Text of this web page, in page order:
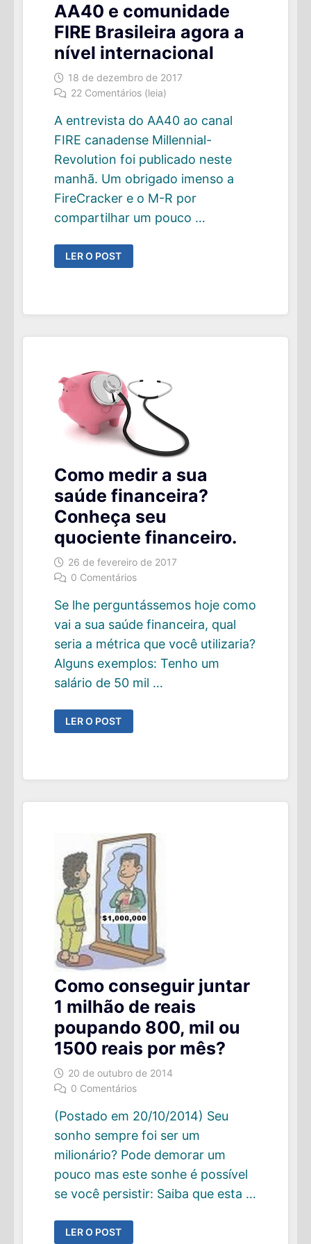
AA40 e comunidade
FIRE Brasileira agora a
nível internacional
18 de dezembro de 2017
22 Comentários (leia)
A entrevista do AA40 ao canal
FIRE canadense Millennial-
Revolution foi publicado neste
manhã. Um obrigado imenso a
FireCracker e o M-R por
compartilhar um pouco …
AA40
E
COMUNIDADE
NÍVEL
LER O POST
Como medir a sua
saúde financeira?
Conheça seu
quociente financeiro.
26 de fevereiro de 2017
0 Comentários
Se lhe perguntássemos hoje como
vai a sua saúde financeira, qual
seria a métrica que você utilizaria?
Alguns exemplos: Tenho um
salário de 50 mil …
COMO
MEDIR
A
SEU
FINANCEIRO.
LER O POST
Como conseguir juntar
1 milhão de reais
poupando 800, mil ou
1500 reais por mês?
20 de outubro de 2014
0 Comentários
(Postado em 20/10/2014) Seu
sonho sempre foi ser um
milionário? Pode demorar um
pouco mas este sonhe é possível
se você persistir: Saiba que esta …
COMO
CONSEGUIR
LER O POST